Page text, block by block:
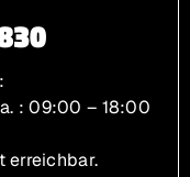
: 09:00 – 18:00
erreichbar.